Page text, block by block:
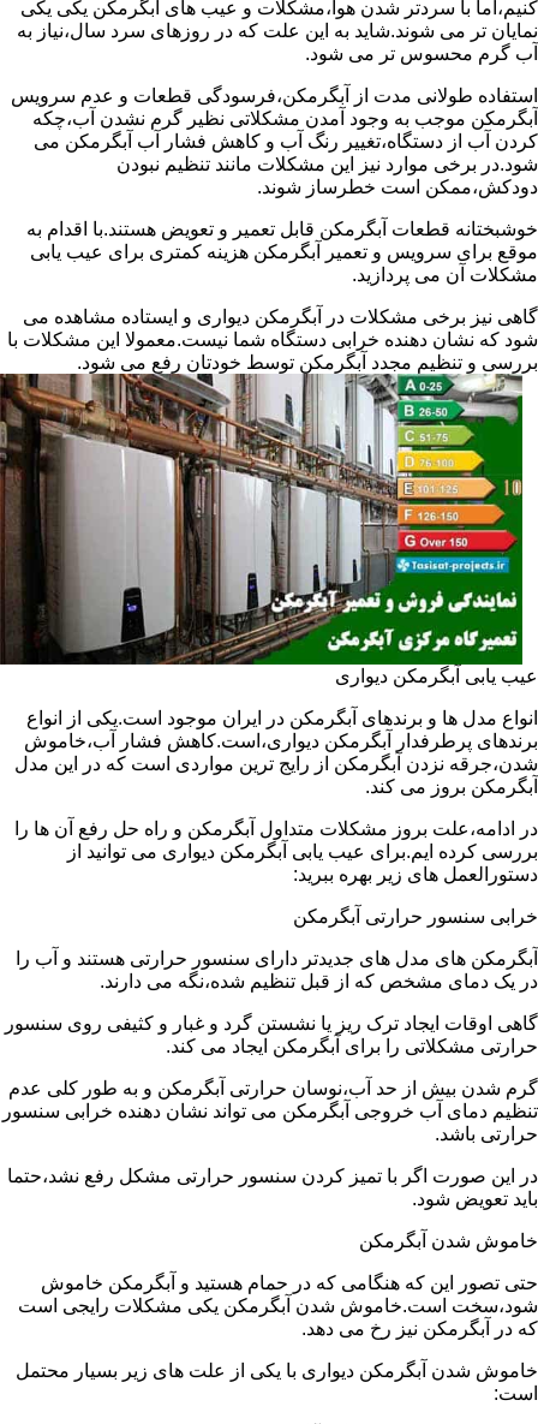
کنیم،اما با سردتر شدن هوا،مشکلات و عیب های آبگرمکن یکی یکی
نمایان تر می شوند.شاید به این علت که در روزهای سرد سال،نیاز به
آب گرم محسوس تر می شود.
استفاده طولانی مدت از آبگرمکن،فرسودگی قطعات و عدم سرویس
آبگرمکن موجب به وجود آمدن مشکلاتی نظیر گرم نشدن آب،چکه
کردن آب از دستگاه،تغییر رنگ آب و کاهش فشار آب آبگرمکن می
شود.در برخی موارد نیز این مشکلات مانند تنظیم نبودن
دودکش،ممکن است خطرساز شوند.
خوشبختانه قطعات آبگرمکن قابل تعمیر و تعویض هستند.با اقدام به
موقع برای سرویس و تعمیر آبگرمکن هزینه کمتری برای عیب یابی
مشکلات آن می پردازید.
گاهی نیز برخی مشکلات در آبگرمکن دیواری و ایستاده مشاهده می
شود که نشان دهنده خرابی دستگاه شما نیست.معمولا این مشکلات با
بررسی و تنظیم مجدد آبگرمکن توسط خودتان رفع می شود.
عیب یابی آبگرمکن دیواری
انواع مدل ها و برندهای آبگرمکن در ایران موجود است.یکی از انواع
برندهای پرطرفدار آبگرمکن دیواری،است.کاهش فشار آب،خاموش
شدن،جرقه نزدن آبگرمکن از رایج ترین مواردی است که در این مدل
آبگرمکن بروز می کند.
در ادامه،علت بروز مشکلات متداول آبگرمکن و راه حل رفع آن ها را
بررسی کرده ایم.برای عیب یابی آبگرمکن دیواری می توانید از
دستورالعمل های زیر بهره ببرید:
خرابی سنسور حرارتی آبگرمکن
آبگرمکن های مدل های جدیدتر دارای سنسور حرارتی هستند و آب را
در یک دمای مشخص که از قبل تنظیم شده،نگه می دارند.
گاهی اوقات ایجاد ترک ریز یا نشستن گرد و غبار و کثیفی روی سنسور
حرارتی مشکلاتی را برای آبگرمکن ایجاد می کند.
گرم شدن بیش از حد آب،نوسان حرارتی آبگرمکن و به طور کلی عدم
تنظیم دمای آب خروجی آبگرمکن می تواند نشان دهنده خرابی سنسور
حرارتی باشد.
در این صورت اگر با تمیز کردن سنسور حرارتی مشکل رفع نشد،حتما
باید تعویض شود.
خاموش شدن آبگرمکن
حتی تصور این که هنگامی که در حمام هستید و آبگرمکن خاموش
شود،سخت است.خاموش شدن آبگرمکن یکی مشکلات رایجی است
که در آبگرمکن نیز رخ می دهد.
خاموش شدن آبگرمکن دیواری با یکی از علت های زیر بسیار محتمل
است: